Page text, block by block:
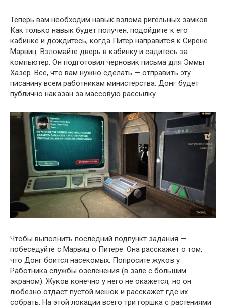
Теперь вам необходим навык взлома ригельных замков.
Как только навык будет получен, подойдите к его
кабинке и дождитесь, когда Питер направится к Сирене
Марвиц. Взломайте дверь в кабинку и садитесь за
компьютер. Он подготовил черновик письма для Эммы
Хазер. Все, что вам нужно сделать — отправить эту
писанину всем работникам министерства. Донг будет
публично наказан за массовую рассылку.
Чтобы выполнить последний подпункт задания —
побеседуйте с Марвиц о Питере. Она расскажет о том,
что Донг боится насекомых. Попросите жуков у
Работника службы озеленения (в зале с большим
экраном). Жуков конечно у него не окажется, но он
любезно отдаст пустой мешок и расскажет где их
собрать. На этой локации всего три горшка с растениями